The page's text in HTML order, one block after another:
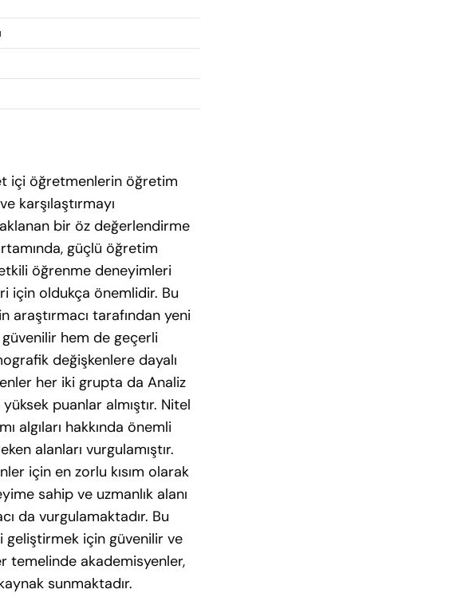
içi öğretmenlerin öğretim
karşılaştırmayı
bir öz değerlendirme
güçlü öğretim
öğrenme deneyimleri
için oldukça önemlidir. Bu
tarafından yeni
hem de geçerli
değişkenlere dayalı
her iki grupta da Analiz
puanlar almıştır. Nitel
algıları hakkında önemli
alanları vurgulamıştır.
için en zorlu kısım olarak
sahip ve uzmanlık alanı
da vurgulamaktadır. Bu
geliştirmek için güvenilir ve
temelinde akademisyenler,
sunmaktadır.